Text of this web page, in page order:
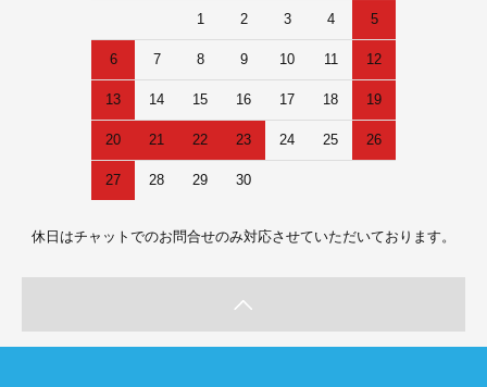
1 2 3 4 5
6 7 8 9 10 11 12
13 14 15 16 17 18 19
20 21 22 23 24 25 26
27 28 29 30
休日はチャットでのお問合せのみ対応させていただいております。